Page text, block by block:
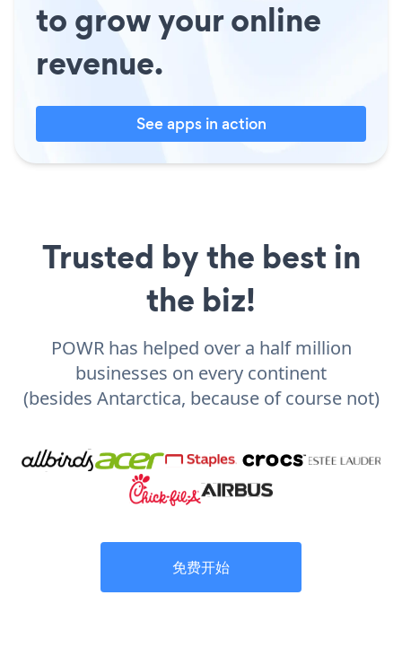
to grow your online
revenue.
See apps in action
Trusted by the best in
the biz!
POWR has helped over a half million
businesses on every continent
(besides Antarctica, because of course not)
免费开始